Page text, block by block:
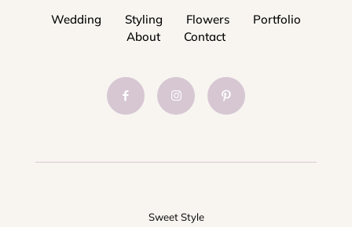
Wedding Styling Flowers
Portfolio
About
Contact
Sweet Style